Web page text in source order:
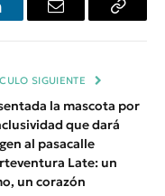
Email
Copiar
SIGUIENTE
la mascota por
que dará
al pasacalle
Late: un
un corazón